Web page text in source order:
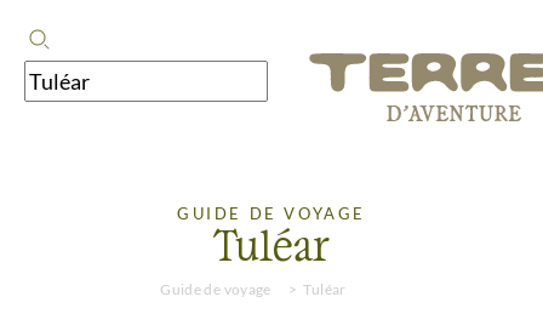
GUIDE DE VOYAGE
Tuléar
Guide de voyage Tuléar